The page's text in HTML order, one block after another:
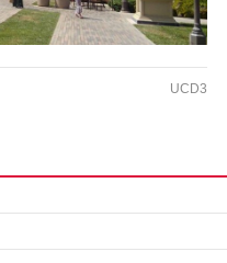
UCD3